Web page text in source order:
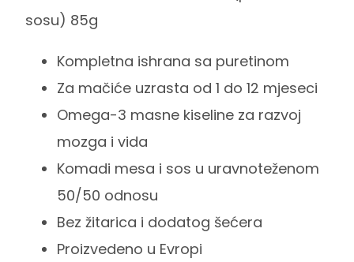
sosu) 85g
Kompletna ishrana sa puretinom
Za mačiće uzrasta od 1 do 12 mjeseci
Omega-3 masne kiseline za razvoj
mozga i vida
Komadi mesa i sos u uravnoteženom
50/50 odnosu
Bez žitarica i dodatog šećera
Proizvedeno u Evropi